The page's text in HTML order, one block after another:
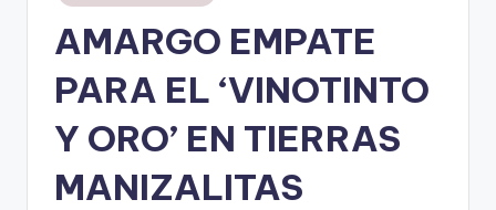
en
AMARGO EMPATE
PARA EL ‘VINOTINTO
Y ORO’ EN TIERRAS
MANIZALITAS